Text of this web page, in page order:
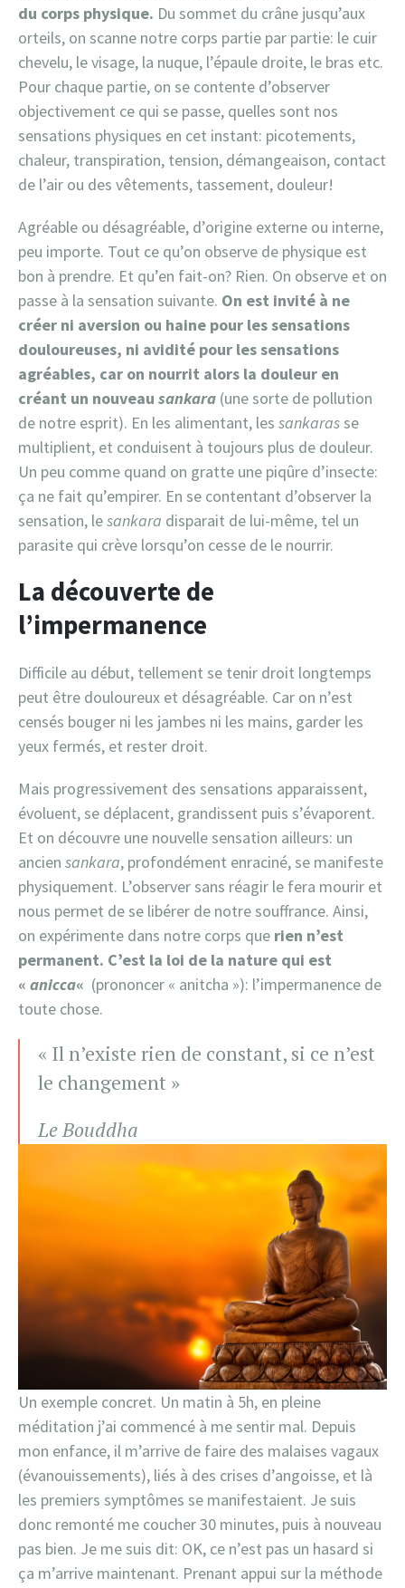
du corps physique. Du sommet du crâne jusqu’aux
orteils, on scanne notre corps partie par partie: le cuir
chevelu, le visage, la nuque, l’épaule droite, le bras etc.
Pour chaque partie, on se contente d’observer
objectivement ce qui se passe, quelles sont nos
sensations physiques en cet instant: picotements,
chaleur, transpiration, tension, démangeaison, contact
de l’air ou des vêtements, tassement, douleur!
Agréable ou désagréable, d’origine externe ou interne,
peu importe. Tout ce qu’on observe de physique est
bon à prendre. Et qu’en fait-on? Rien. On observe et on
passe à la sensation suivante. On est invité à ne
créer ni aversion ou haine pour les sensations
douloureuses, ni avidité pour les sensations
agréables, car on nourrit alors la douleur en
créant un nouveau sankara (une sorte de pollution
de notre esprit). En les alimentant, les sankarasse
multiplient, et conduisent à toujours plus de douleur.
Un peu comme quand on gratte une piqûre d’insecte:
ça ne fait qu’empirer. En se contentant d’observer la
sensation, lesankara disparait de lui-même, tel un
parasite qui crève lorsqu’on cesse de le nourrir.
La découverte de
l’impermanence
Difficile au début, tellement se tenir droit longtemps
peut être douloureux et désagréable. Car on n’est
censés bouger ni les jambes ni les mains, garder les
yeux fermés, et rester droit.
Mais progressivement des sensations apparaissent,
évoluent, se déplacent, grandissent puis s’évaporent.
Et on découvre une nouvelle sensation ailleurs: un
ancien sankara, profondément enraciné, se manifeste
physiquement. L’observer sans réagir le fera mourir et
nous permet de se libérer de notre souffrance. Ainsi,
on expérimente dans notre corps que rien n’est
permanent. C’est la loi de la nature qui est
« anicca« (prononcer « anitcha »): l’impermanence de
toute chose.
« Il n’existe rien de constant, si ce n’est
le changement »
Le Bouddha
Un exemple concret. Un matin à 5h, en pleine
méditation j’ai commencé à me sentir mal. Depuis
mon enfance, il m’arrive de faire des malaises vagaux
(évanouissements), liés à des crises d’angoisse, et là
les premiers symptômes se manifestaient. Je suis
donc remonté me coucher 30 minutes, puis à nouveau
pas bien. Je me suis dit: OK, ce n’est pas un hasard si
ça m’arrive maintenant. Prenant appui sur la méthode